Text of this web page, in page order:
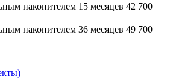
накопителем 15 месяцев 42 700
накопителем 36 месяцев 49 700